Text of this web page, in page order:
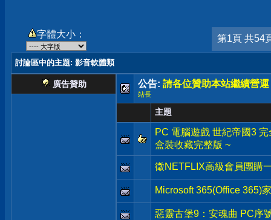
字體大小： 第1頁 共54
討論區中的主題: 影音軟體類
廣告贊助 公告: 請各位贊助本站繼續營運
站長
主題
PC 電腦遊戲 世紀帝國3
盒裝收藏完整版 ~
徵NETFLIX高級會員團購
Microsoft 365(Office 365)
惡靈古堡9：安魂曲 PC序